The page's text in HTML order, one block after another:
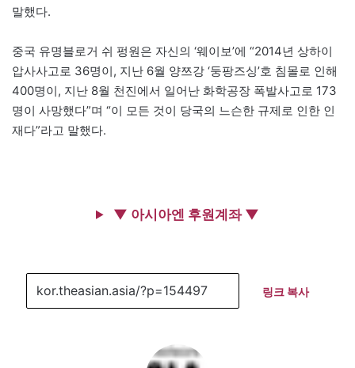
말했다.
중국 유명블로거 쉬 펑원은 자신의 ‘웨이보’에 “2014년 상하이
압사사고로 36명이, 지난 6월 양쯔강 ‘둥팡즈싱’호 침몰로 인해
400명이, 지난 8월 천진에서 일어난 화학공장 폭발사고로 173
명이 사망했다”며 “이 모든 것이 당국의 느슨한 규제로 인한 인
재다”라고 말했다.
▼ 아시아엔 후원계좌 ▼
링크 복사